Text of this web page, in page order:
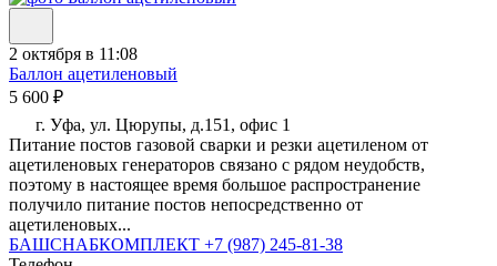
2 октября в 11:08
Баллон ацетиленовый
5 600 ₽
г. Уфа, ул. Цюрупы, д.151, офис 1
Питание постов газовой сварки и резки ацетиленом от
ацетиленовых генераторов связано с рядом неудобств,
поэтому в настоящее время большое распространение
получило питание постов непосредственно от
ацетиленовых...
БАШСНАБКОМПЛЕКТ +7 (987) 245-81-38